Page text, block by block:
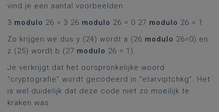
vind je een aantal voorbeelden:
3 modulo 26 = 3 26 modulo 26 = 0 27 modulo 26 = 1
Zo krijgen we dus y (24) wordt a (26 modulo 26=0) en
z (25) wordt b (27 modulo 26 = 1).
Je verkrijgt dat het oorspronkelijke woord
“cryptografie” wordt gecodeerd in “etarvqitchkg”. Het
is wel duidelijk dat deze code niet zo moeilijk te
kraken was.